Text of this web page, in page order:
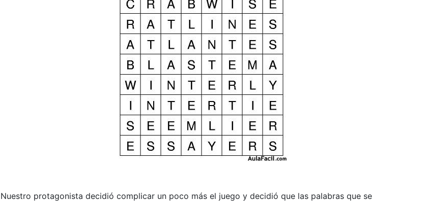
Nuestro protagonista decidió complicar un poco más el juego y decidió que las palabras que se